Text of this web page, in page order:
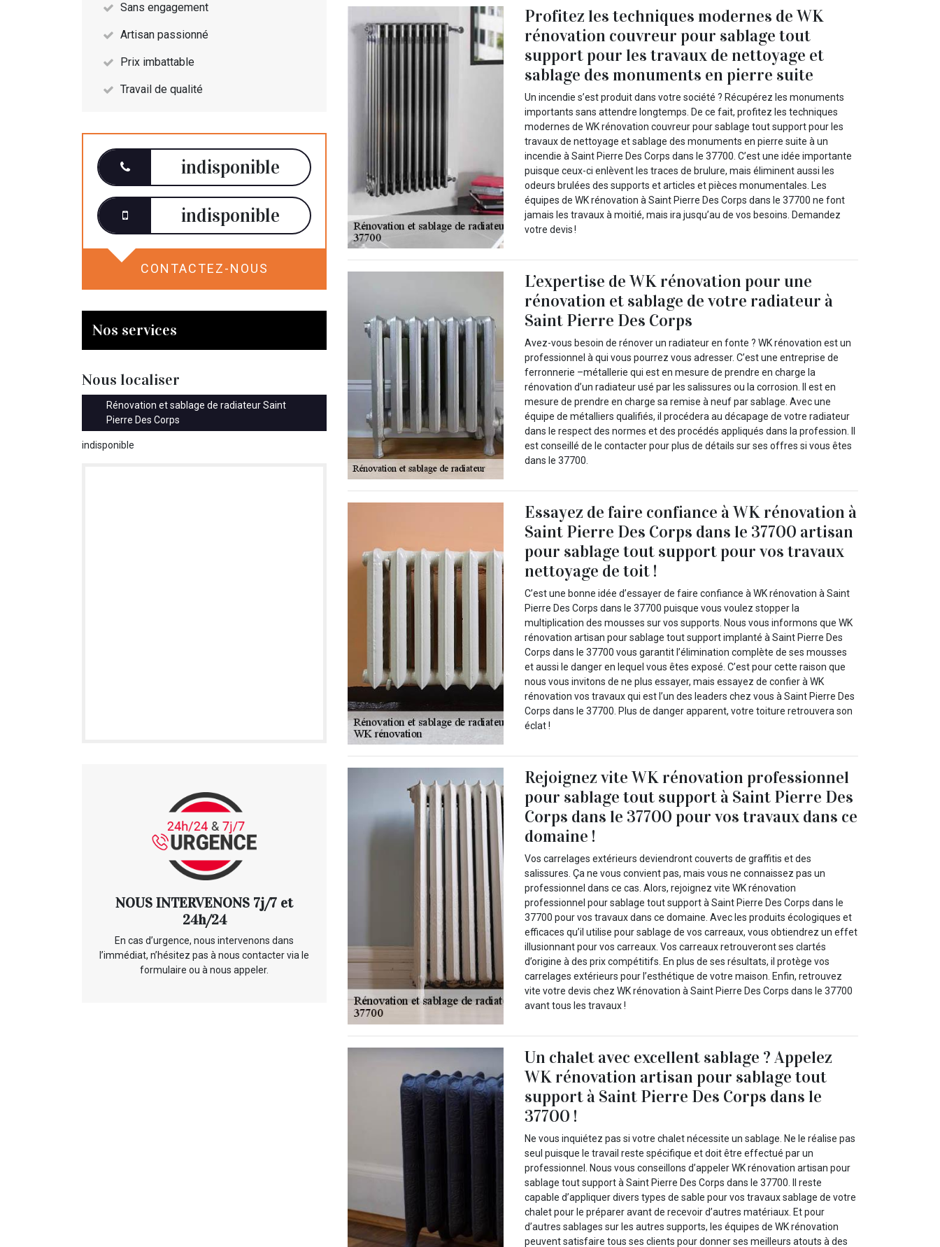
Sans engagement
Artisan passionné
Prix imbattable
Travail de qualité
indisponible
indisponible
CONTACTEZ-NOUS
Nos services
Nous localiser
Rénovation et sablage de radiateur Saint
Pierre Des Corps
indisponible
NOUS INTERVENONS 7j/7 et
24h/24
En cas d’urgence, nous intervenons dans
l’immédiat, n’hésitez pas à nous contacter via le
formulaire ou à nous appeler.
Profitez les techniques modernes de WK
rénovation couvreur pour sablage tout
support pour les travaux de nettoyage et
sablage des monuments en pierre suite
Un incendie s’est produit dans votre société ? Récupérez les monuments
importants sans attendre longtemps. De ce fait, profitez les techniques
modernes de WK rénovation couvreur pour sablage tout support pour les
travaux de nettoyage et sablage des monuments en pierre suite à un
incendie à Saint Pierre Des Corps dans le 37700. C’est une idée importante
puisque ceux-ci enlèvent les traces de brulure, mais éliminent aussi les
odeurs brulées des supports et articles et pièces monumentales. Les
équipes de WK rénovation à Saint Pierre Des Corps dans le 37700 ne font
jamais les travaux à moitié, mais ira jusqu’au de vos besoins. Demandez
votre devis !
L’expertise de WK rénovation pour une
rénovation et sablage de votre radiateur à
Saint Pierre Des Corps
Avez-vous besoin de rénover un radiateur en fonte ? WK rénovation est un
professionnel à qui vous pourrez vous adresser. C’est une entreprise de
ferronnerie –métallerie qui est en mesure de prendre en charge la
rénovation d’un radiateur usé par les salissures ou la corrosion. Il est en
mesure de prendre en charge sa remise à neuf par sablage. Avec une
équipe de métalliers qualifiés, il procédera au décapage de votre radiateur
dans le respect des normes et des procédés appliqués dans la profession. Il
est conseillé de le contacter pour plus de détails sur ses offres si vous êtes
dans le 37700.
Essayez de faire confiance à WK rénovation à
Saint Pierre Des Corps dans le 37700 artisan
pour sablage tout support pour vos travaux
nettoyage de toit !
C’est une bonne idée d’essayer de faire confiance à WK rénovation à Saint
Pierre Des Corps dans le 37700 puisque vous voulez stopper la
multiplication des mousses sur vos supports. Nous vous informons que WK
rénovation artisan pour sablage tout support implanté à Saint Pierre Des
Corps dans le 37700 vous garantit l’élimination complète de ses mousses
et aussi le danger en lequel vous êtes exposé. C’est pour cette raison que
nous vous invitons de ne plus essayer, mais essayez de confier à WK
rénovation vos travaux qui est l’un des leaders chez vous à Saint Pierre Des
Corps dans le 37700. Plus de danger apparent, votre toiture retrouvera son
éclat !
Rejoignez vite WK rénovation professionnel
pour sablage tout support à Saint Pierre Des
Corps dans le 37700 pour vos travaux dans ce
domaine !
Vos carrelages extérieurs deviendront couverts de graffitis et des
salissures. Ça ne vous convient pas, mais vous ne connaissez pas un
professionnel dans ce cas. Alors, rejoignez vite WK rénovation
professionnel pour sablage tout support à Saint Pierre Des Corps dans le
37700 pour vos travaux dans ce domaine. Avec les produits écologiques et
efficaces qu’il utilise pour sablage de vos carreaux, vous obtiendrez un effet
illusionnant pour vos carreaux. Vos carreaux retrouveront ses clartés
d’origine à des prix compétitifs. En plus de ses résultats, il protège vos
carrelages extérieurs pour l’esthétique de votre maison. Enfin, retrouvez
vite votre devis chez WK rénovation à Saint Pierre Des Corps dans le 37700
avant tous les travaux !
Un chalet avec excellent sablage ? Appelez
WK rénovation artisan pour sablage tout
support à Saint Pierre Des Corps dans le
37700 !
Ne vous inquiétez pas si votre chalet nécessite un sablage. Ne le réalise pas
seul puisque le travail reste spécifique et doit être effectué par un
professionnel. Nous vous conseillons d’appeler WK rénovation artisan pour
sablage tout support à Saint Pierre Des Corps dans le 37700. Il reste
capable d’appliquer divers types de sable pour vos travaux sablage de votre
chalet pour le préparer avant de recevoir d’autres matériaux. Et pour
d’autres sablages sur les autres supports, les équipes de WK rénovation
peuvent satisfaire tous ses clients pour donner ses meilleurs atouts à des